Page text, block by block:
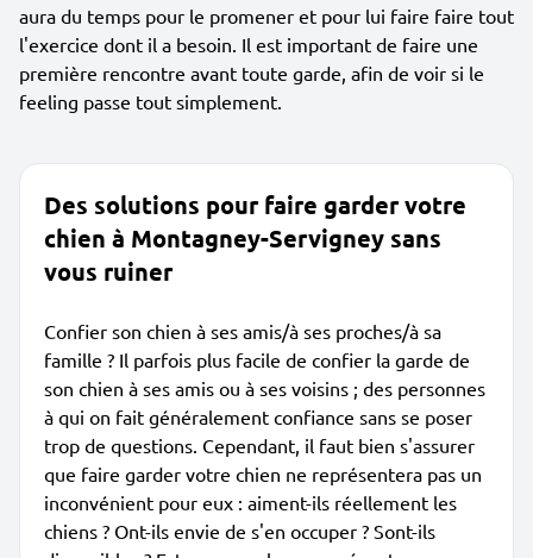
aura du temps pour le promener et pour lui faire faire tout
l'exercice dont il a besoin. Il est important de faire une
première rencontre avant toute garde, afin de voir si le
feeling passe tout simplement.
Des solutions pour faire garder votre
chien à Montagney-Servigney sans
vous ruiner
Confier son chien à ses amis/à ses proches/à sa
famille ? Il parfois plus facile de confier la garde de
son chien à ses amis ou à ses voisins ; des personnes
à qui on fait généralement confiance sans se poser
trop de questions. Cependant, il faut bien s'assurer
que faire garder votre chien ne représentera pas un
inconvénient pour eux : aiment-ils réellement les
chiens ? Ont-ils envie de s'en occuper ? Sont-ils